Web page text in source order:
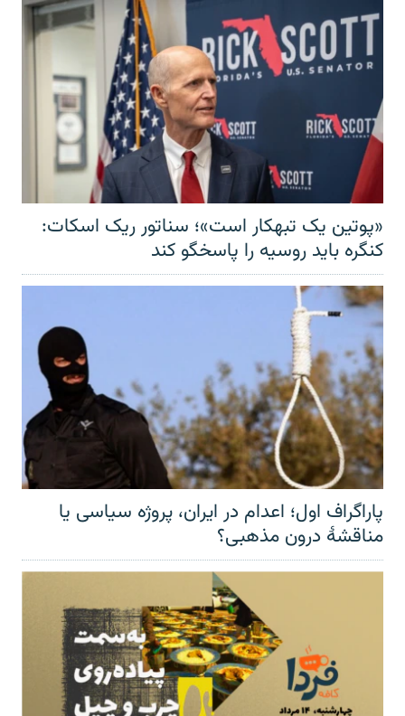
«پوتین یک تبهکار است»؛ سناتور ریک اسکات:
کنگره باید روسیه را پاسخگو کند
پاراگراف اول؛ اعدام در ایران، پروژه سیاسی یا
مناقشهٔ درون مذهبی؟